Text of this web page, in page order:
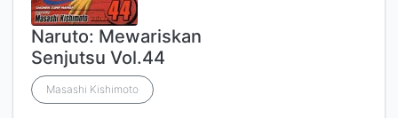
Naruto: Mewariskan
Senjutsu Vol.44
Masashi Kishimoto